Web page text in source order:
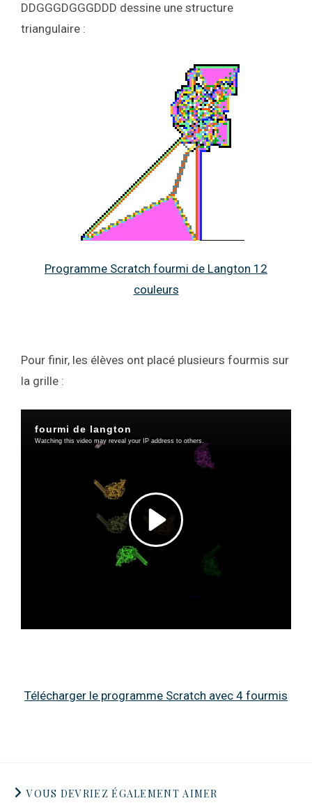
DDGGGDGGGDDD dessine une structure
triangulaire :
Programme Scratch fourmi de Langton 12
couleurs
Pour finir, les élèves ont placé plusieurs fourmis sur
la grille :
Télécharger le programme Scratch avec 4 fourmis
VOUS DEVRIEZ ÉGALEMENT AIMER